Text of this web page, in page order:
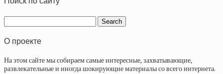
О проекте
На этом сайте мы собираем самые интересные, захватывающие,
развлекательные и иногда шокирующие материалы со всего интернета.